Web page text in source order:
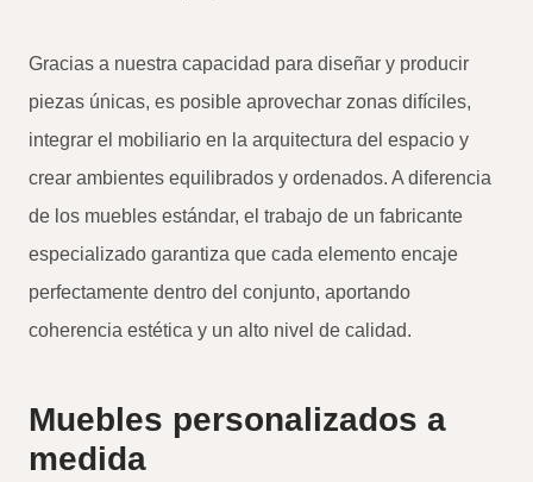
Gracias a nuestra capacidad para diseñar y producir
piezas únicas, es posible aprovechar zonas difíciles,
integrar el mobiliario en la arquitectura del espacio y
crear ambientes equilibrados y ordenados. A diferencia
de los muebles estándar, el trabajo de un fabricante
especializado garantiza que cada elemento encaje
perfectamente dentro del conjunto, aportando
coherencia estética y un alto nivel de calidad.
Muebles personalizados a
medida